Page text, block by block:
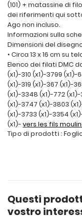
(101) + matassine di
dei riferimenti qui
Ago non incluso.
Informazioni sulla
Dimensioni del
• Circa 13 x 16 cm su
Elenco dei filati DMC
(x1)-310 (x1)-3799
(x1)-319 (x1)-367 (x1)-
(x1)-3348 (x1)-772
(x1)-3747 (x1)-3803
(x1)-3733 (x1)-3354
(x1)- vers les fils
Tipo di prodotti :
Questi
vostro